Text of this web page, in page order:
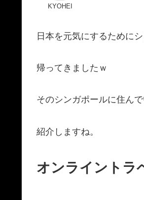
KYOHEI
日本を元気にするために
帰ってきましたｗ
そのシンガポールに住ん
紹介しますね。
オンライントラ